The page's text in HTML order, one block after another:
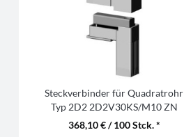
Steckverbinder für Quadratrohr
Typ 2D2 2D2V30KS/M10 ZN
RAL7035
368,10 € / 100 Stck. *